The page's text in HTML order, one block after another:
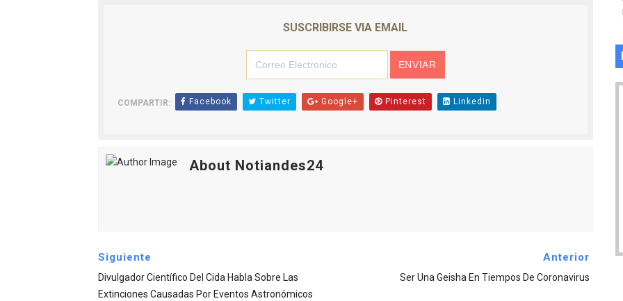
SUSCRIBIRSE VIA EMAIL
COMPARTIR: Facebook Twitter Google+ Pinterest Linkedin
About Notiandes24
Siguiente
Divulgador Científico Del Cida Habla Sobre Las
Extinciones Causadas Por Eventos Astronómicos
Anterior
Ser Una Geisha En Tiempos De Coronavirus